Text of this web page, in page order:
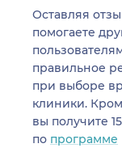
Оставляя
помогаете
правильное
при выборе
клиники.
вы получите
по программе